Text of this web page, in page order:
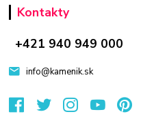
Kontakty
+421 940 949 000
info@kamenik.sk